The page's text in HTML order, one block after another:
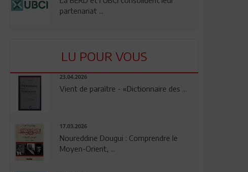
partenariat ...
LU POUR VOUS
23.04.2026
Vient de paraître - «Dictionnaire des ...
17.03.2026
Noureddine Dougui : Comprendre le
Moyen-Orient, ...